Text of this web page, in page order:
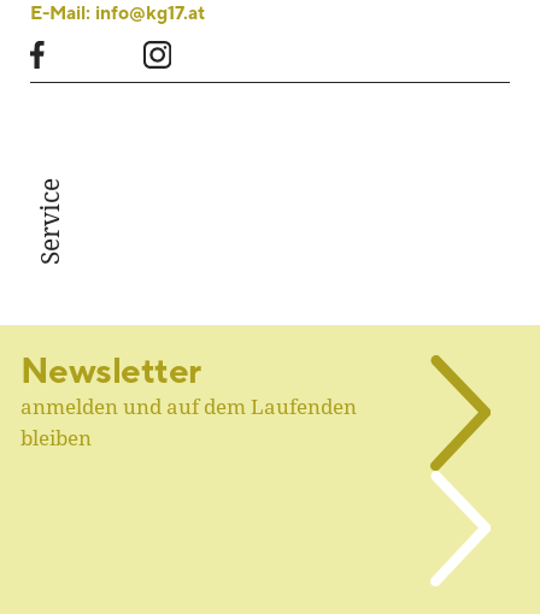
E-Mail: info@kg17.at
Service
Newsletter
anmelden und auf dem Laufenden
bleiben